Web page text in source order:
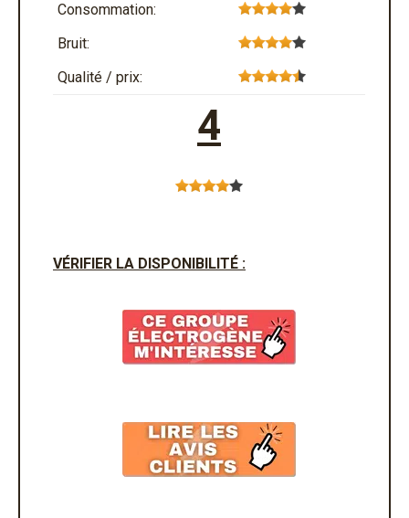
Consommation:
Bruit:
Qualité / prix:
4
VÉRIFIER LA DISPONIBILITÉ :